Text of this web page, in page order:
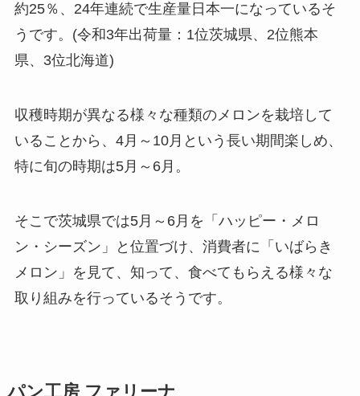
約25％、24年連続で生産量日本一になっているそ
うです。(令和3年出荷量：1位茨城県、2位熊本
県、3位北海道)
収穫時期が異なる様々な種類のメロンを栽培して
いることから、4月～10月という長い期間楽しめ、
特に旬の時期は5月～6月。
そこで茨城県では5月～6月を「ハッピー・メロ
ン・シーズン」と位置づけ、消費者に「いばらき
メロン」を見て、知って、食べてもらえる様々な
取り組みを行っているそうです。
パン工房 ファリーナ